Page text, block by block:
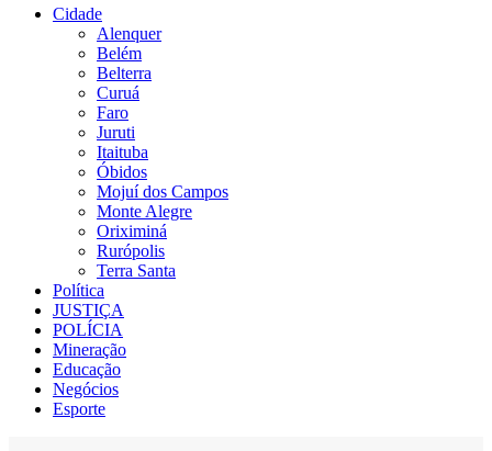
Cidade
Alenquer
Belém
Belterra
Curuá
Faro
Juruti
Itaituba
Óbidos
Mojuí dos Campos
Monte Alegre
Oriximiná
Rurópolis
Terra Santa
Política
JUSTIÇA
POLÍCIA
Mineração
Educação
Negócios
Esporte